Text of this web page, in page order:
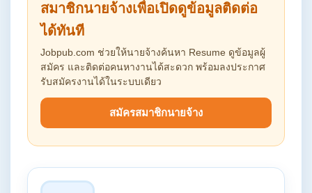
สมาชิกนายจ้างเพื่อเปิดดูข้อมูลติดต่อ
ได้ทันที
Jobpub.com ช่วยให้นายจ้างค้นหา Resume ดูข้อมูลผู้
สมัคร และติดต่อคนหางานได้สะดวก พร้อมลงประกาศ
รับสมัครงานได้ในระบบเดียว
สมัครสมาชิกนายจ้าง